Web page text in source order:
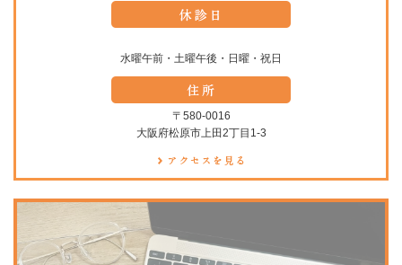
水曜午前・土曜午後・日曜・祝日
〒580-0016
大阪府松原市上田2丁目1-3